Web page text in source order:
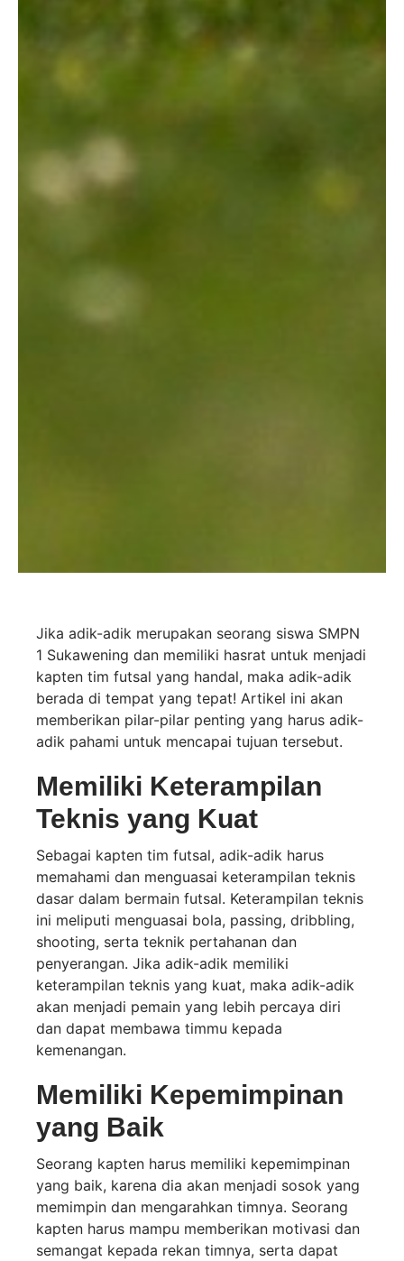
Jika adik-adik merupakan seorang siswa SMPN
1 Sukawening dan memiliki hasrat untuk menjadi
kapten tim futsal yang handal, maka adik-adik
berada di tempat yang tepat! Artikel ini akan
memberikan pilar-pilar penting yang harus adik-
adik pahami untuk mencapai tujuan tersebut.
Memiliki Keterampilan
Teknis yang Kuat
Sebagai kapten tim futsal, adik-adik harus
memahami dan menguasai keterampilan teknis
dasar dalam bermain futsal. Keterampilan teknis
ini meliputi menguasai bola, passing, dribbling,
shooting, serta teknik pertahanan dan
penyerangan. Jika adik-adik memiliki
keterampilan teknis yang kuat, maka adik-adik
akan menjadi pemain yang lebih percaya diri
dan dapat membawa timmu kepada
kemenangan.
Memiliki Kepemimpinan
yang Baik
Seorang kapten harus memiliki kepemimpinan
yang baik, karena dia akan menjadi sosok yang
memimpin dan mengarahkan timnya. Seorang
kapten harus mampu memberikan motivasi dan
semangat kepada rekan timnya, serta dapat